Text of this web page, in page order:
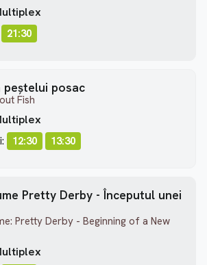
21:30
peștelui posac
Fish
12:30 13:30
Pretty Derby - Începutul unei
Pretty Derby - Beginning of a New